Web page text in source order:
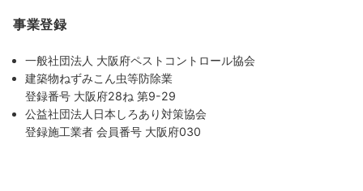
事業登録
一般社団法人 大阪府ペストコントロール協会
建築物ねずみこん虫等防除業
登録番号 大阪府28ね 第9-29
公益社団法人日本しろあり対策協会
登録施工業者 会員番号 大阪府030